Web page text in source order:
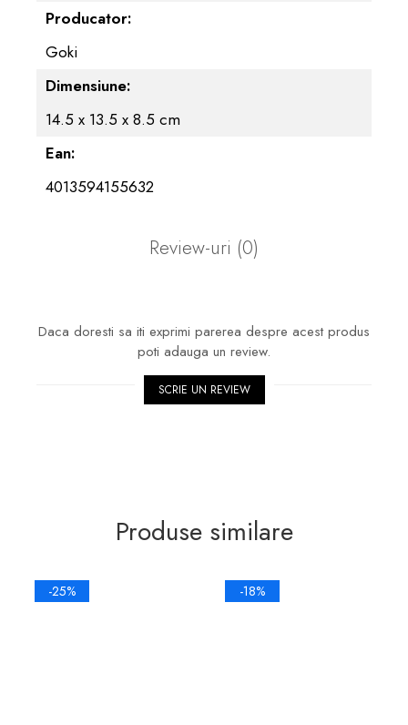
Producator:
Goki
Dimensiune:
14.5 x 13.5 x 8.5 cm
Ean:
4013594155632
Review-uri (0)
Daca doresti sa iti exprimi parerea despre acest produs
poti adauga un review.
SCRIE UN REVIEW
Produse similare
-25% -18%